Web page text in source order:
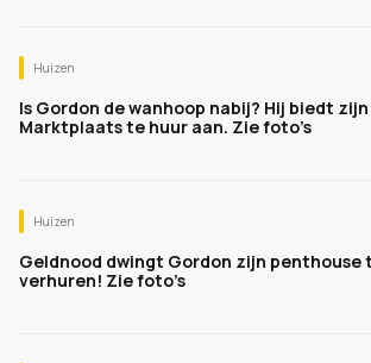
Huizen
Is Gordon de wanhoop nabij? Hij biedt
Marktplaats te huur aan. Zie foto’s
Huizen
Geldnood dwingt Gordon zijn penthouse
verhuren! Zie foto’s